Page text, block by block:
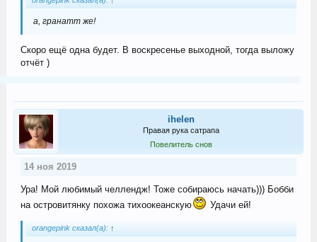
а, гранатт же!
Скоро ещё одна будет. В воскресенье выходной, тогда выложу
отчёт )
ihelen
Правая рука сатрапа
Повелитель снов
14 ноя 2019
Ура! Мой любимый челлендж! Тоже собираюсь начать))) Бобби
на островитянку похожа тихоокеанскую
Удачи ей!
orangepink сказал(а): ↑